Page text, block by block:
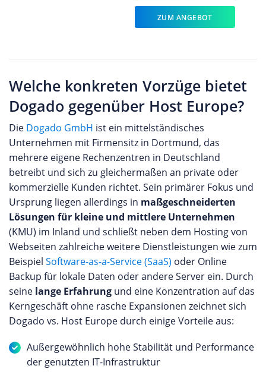
ZUM ANGEBOT
Welche konkreten Vorzüge bietet
Dogado gegenüber Host Europe?
Die Dogado GmbH ist ein mittelständisches
Unternehmen mit Firmensitz in Dortmund, das
mehrere eigene Rechenzentren in Deutschland
betreibt und sich zu gleichermaßen an private oder
kommerzielle Kunden richtet. Sein primärer Fokus und
Ursprung liegen allerdings in maßgeschneiderten
Lösungen für kleine und mittlere Unternehmen
(KMU) im Inland und schließt neben dem Hosting von
Webseiten zahlreiche weitere Dienstleistungen wie zum
Beispiel Software-as-a-Service (SaaS) oder Online
Backup für lokale Daten oder andere Server ein. Durch
seine lange Erfahrung und eine Konzentration auf das
Kerngeschäft ohne rasche Expansionen zeichnet sich
Dogado vs. Host Europe durch einige Vorteile aus:
Außergewöhnlich hohe Stabilität und Performance
der genutzten IT-Infrastruktur